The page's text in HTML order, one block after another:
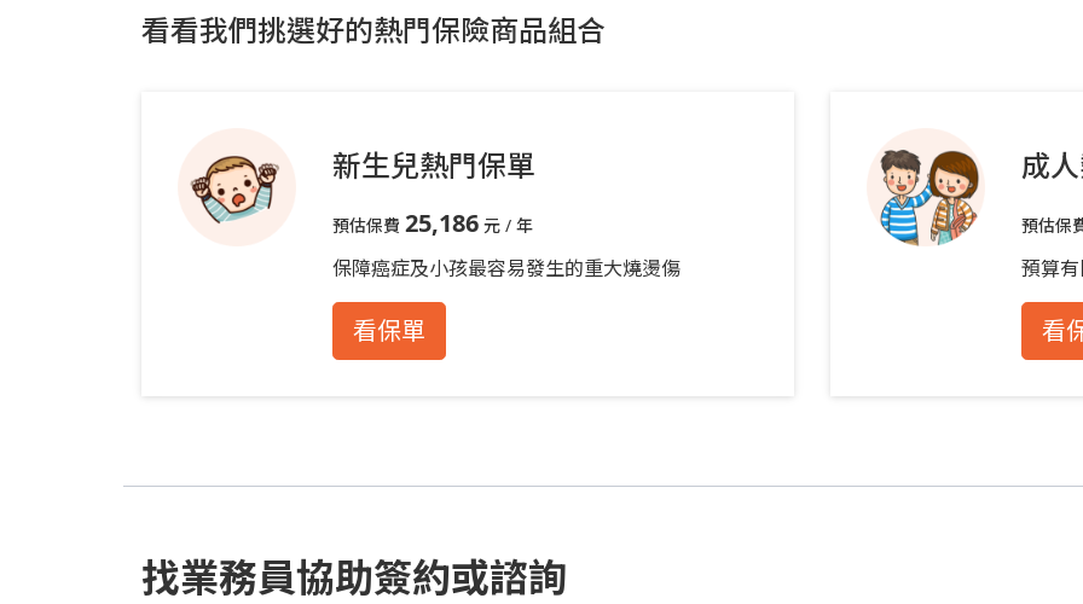
看看我們挑選好的熱門保險商品組合
新生兒熱門保單
預估保費 25,186元 / 年
保障癌症及小孩最容易發生的重大燒燙傷
看保單
成
預估保
預算
看
找業務員協助簽約或諮詢